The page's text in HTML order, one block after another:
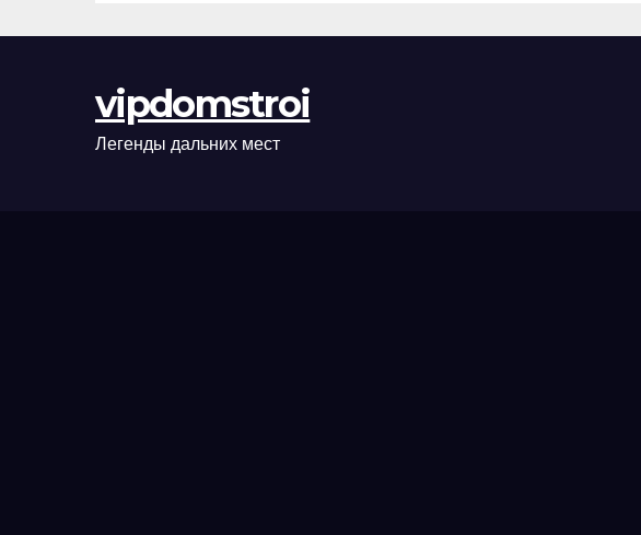
оформления
рыночные
ориентиры
vipdomstroi
Легенды дальних мест